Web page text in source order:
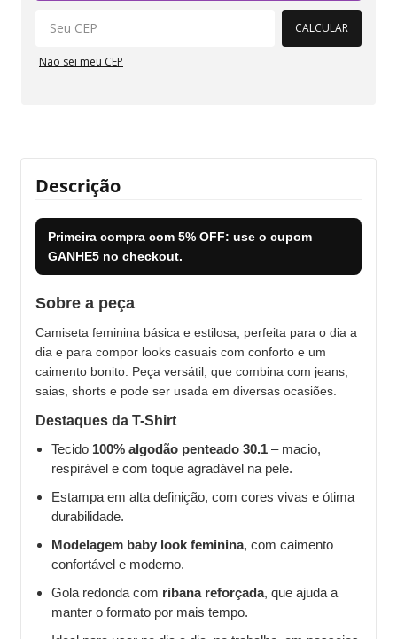
CALCULAR
Não sei meu CEP
Descrição
Primeira compra com 5% OFF: use o cupom
GANHE5 no checkout.
Sobre a peça
Camiseta feminina básica e estilosa, perfeita para o dia a
dia e para compor looks casuais com conforto e um
caimento bonito. Peça versátil, que combina com jeans,
saias, shorts e pode ser usada em diversas ocasiões.
Destaques da T-Shirt
Tecido 100% algodão penteado 30.1 – macio,
respirável e com toque agradável na pele.
Estampa em alta definição, com cores vivas e ótima
durabilidade.
Modelagem baby look feminina, com caimento
confortável e moderno.
Gola redonda com ribana reforçada, que ajuda a
manter o formato por mais tempo.